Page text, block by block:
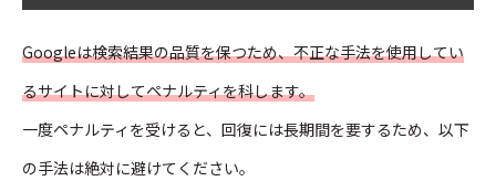
Googleは検索結果の品質を保つため、不正な手法を使用してい
るサイトに対してペナルティを科します。
一度ペナルティを受けると、回復には長期間を要するため、以下
の手法は絶対に避けてください。